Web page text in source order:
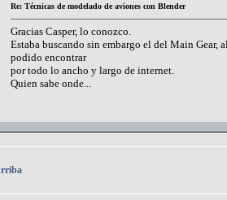
Re: Técnicas de modelado de aviones con Blender
Gracias Casper, lo conozco.
Estaba buscando sin embargo el del Main Gear,
podido encontrar
por todo lo ancho y largo de internet.
Quien sabe onde...